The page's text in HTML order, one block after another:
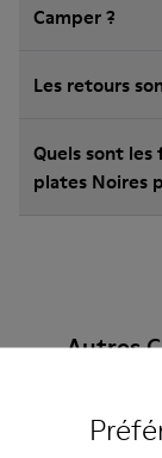
Camper ?
Les retours
Quels sont les
plates Noires
Autres